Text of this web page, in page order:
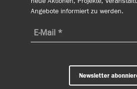
Angebote informiert zu werden.
Newsletter